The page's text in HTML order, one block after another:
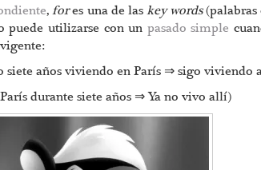
,fores una de laskey words(palabras
puede utilizarse con un pasado simple
siete años viviendo en París ⇒ sigo viviendo
durante siete años ⇒ Ya no vivo allí)